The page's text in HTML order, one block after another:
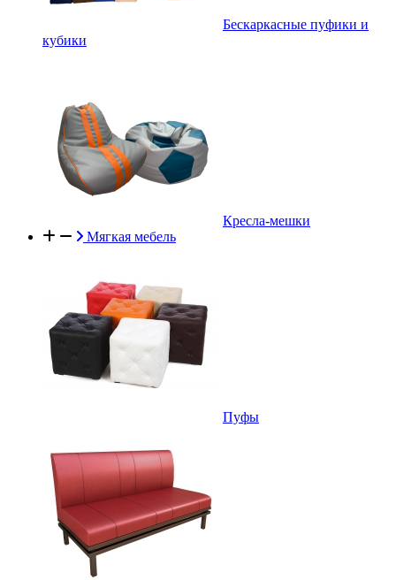
Бескаркасные пуфики и
кубики
Кресла-мешки
Мягкая мебель
Пуфы